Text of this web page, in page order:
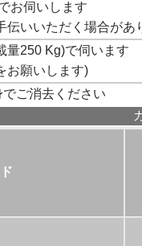
お伺いします
伝いいただく場合があ
量250 Kg)で伺います
お願いします)
ご消去ください